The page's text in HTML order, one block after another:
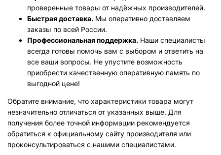
проверенные товары от надёжных производителей.
Быстрая доставка. Мы оперативно доставляем
заказы по всей России.
Профессиональная поддержка. Наши специалисты
всегда готовы помочь вам с выбором и ответить на
все ваши вопросы. Не упустите возможность
приобрести качественную оперативную память по
выгодной цене!
Обратите внимание, что характеристики товара могут
незначительно отличаться от указанных выше. Для
получения более точной информации рекомендуется
обратиться к официальному сайту производителя или
проконсультироваться с нашими специалистами.